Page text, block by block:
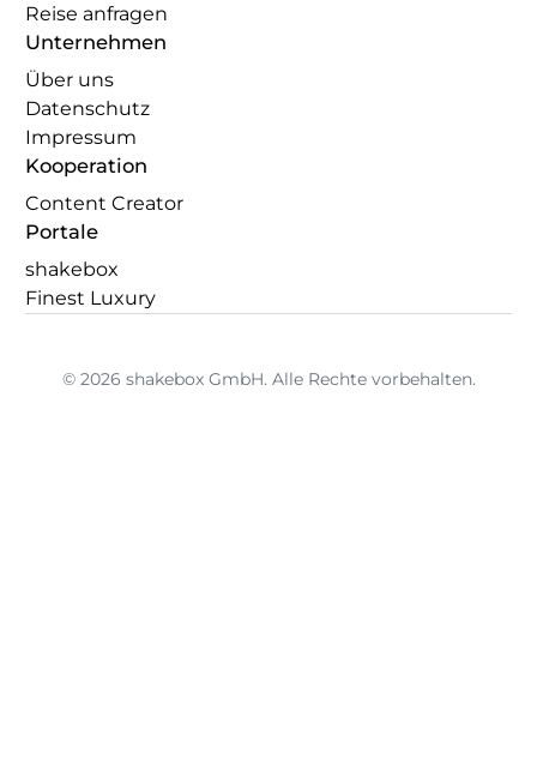
Reise anfragen
Unternehmen
Über uns
Datenschutz
Impressum
Kooperation
Content Creator
Portale
shakebox
Finest Luxury
© 2026 shakebox GmbH. Alle Rechte vorbehalten.